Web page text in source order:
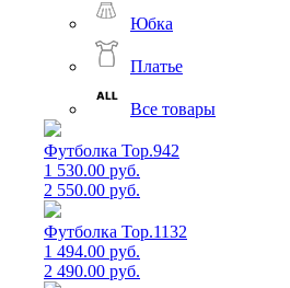
Юбка
Платье
Все товары
Футболка Top.942
1 530.00 руб.
2 550.00 руб.
Футболка Top.1132
1 494.00 руб.
2 490.00 руб.